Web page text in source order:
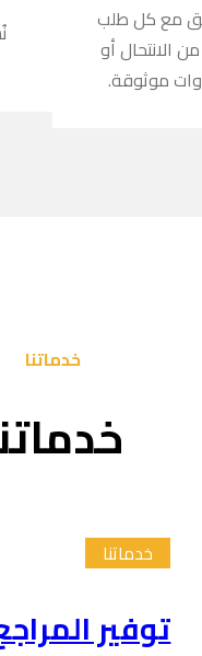
مع كل طلب
الانتحال أو
موثوقة.
خدماتنا
خدماتنا
توفير